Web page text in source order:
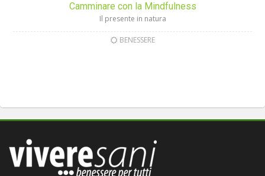
Camminare con la Mindfulness
Il presente in natura
BENESSERE